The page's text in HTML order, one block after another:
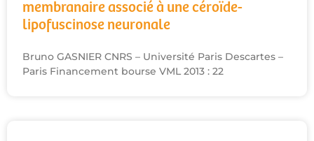
membranaire associé à une céroïde-
lipofuscinose neuronale
Bruno GASNIER CNRS – Université Paris Descartes –
Paris Financement bourse VML 2013 : 22